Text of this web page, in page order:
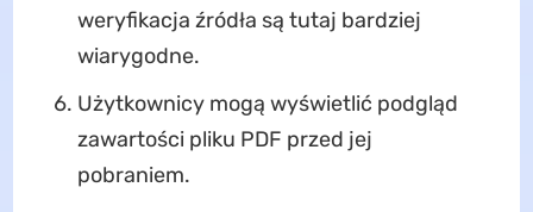
weryfikacja źródła są tutaj bardziej
wiarygodne.
Użytkownicy mogą wyświetlić podgląd
zawartości pliku PDF przed jej
pobraniem.